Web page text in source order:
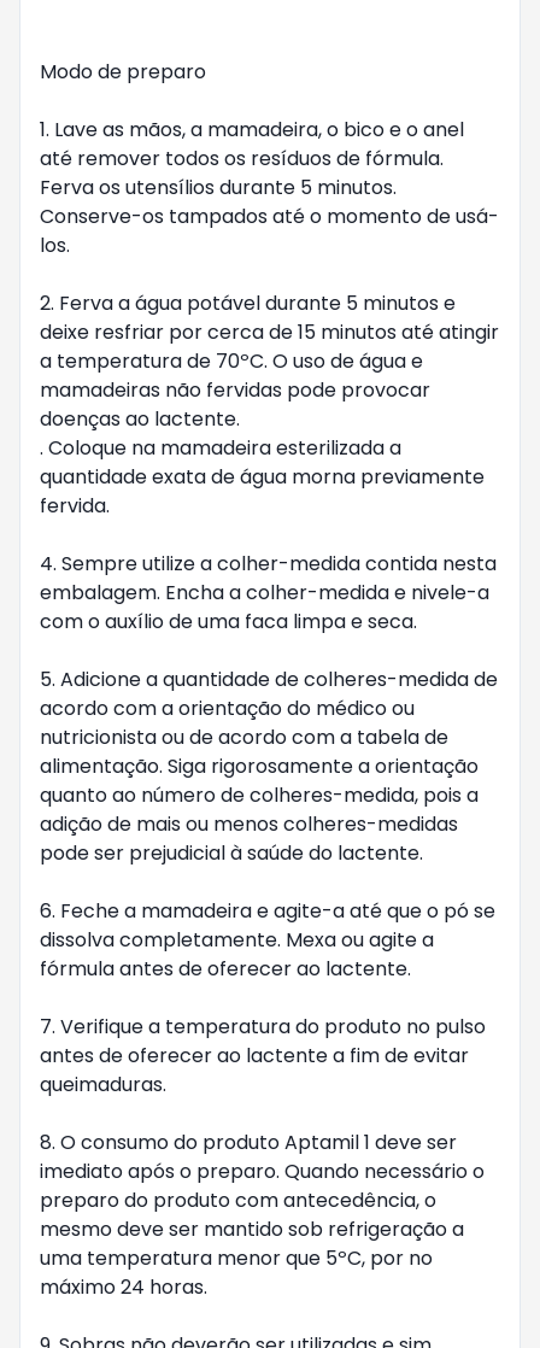
Modo de preparo
1. Lave as mãos, a mamadeira, o bico e o anel
até remover todos os resíduos de fórmula.
Ferva os utensílios durante 5 minutos.
Conserve-os tampados até o momento de usá-
los.
2. Ferva a água potável durante 5 minutos e
deixe resfriar por cerca de 15 minutos até atingir
a temperatura de 70ºC. O uso de água e
mamadeiras não fervidas pode provocar
doenças ao lactente.
. Coloque na mamadeira esterilizada a
quantidade exata de água morna previamente
fervida.
4. Sempre utilize a colher-medida contida nesta
embalagem. Encha a colher-medida e nivele-a
com o auxílio de uma faca limpa e seca.
5. Adicione a quantidade de colheres-medida de
acordo com a orientação do médico ou
nutricionista ou de acordo com a tabela de
alimentação. Siga rigorosamente a orientação
quanto ao número de colheres-medida, pois a
adição de mais ou menos colheres-medidas
pode ser prejudicial à saúde do lactente.
6. Feche a mamadeira e agite-a até que o pó se
dissolva completamente. Mexa ou agite a
fórmula antes de oferecer ao lactente.
7. Verifique a temperatura do produto no pulso
antes de oferecer ao lactente a fim de evitar
queimaduras.
8. O consumo do produto Aptamil 1 deve ser
imediato após o preparo. Quando necessário o
preparo do produto com antecedência, o
mesmo deve ser mantido sob refrigeração a
uma temperatura menor que 5ºC, por no
máximo 24 horas.